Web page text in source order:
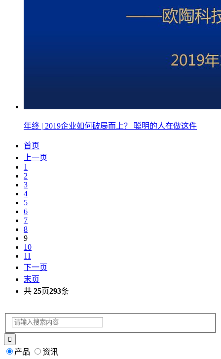
年终 | 2019企业如何破局而上？ 聪明的人在做这件
首页
上一页
1
2
3
4
5
6
7
8
9
10
11
下一页
末页
共 25页293条
产品 资讯